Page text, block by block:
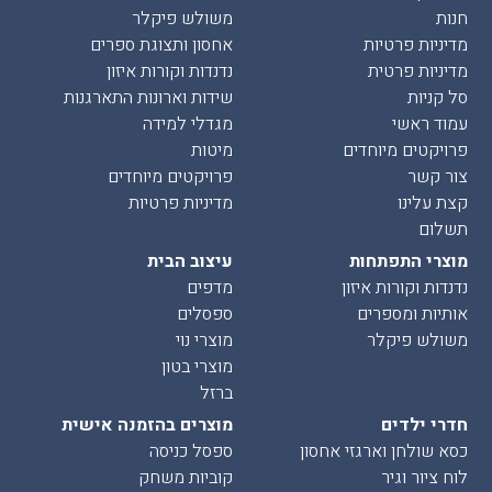
חנות
מדיניות פרטיות
מדיניות פרטית
סל קניות
עמוד ראשי
פרויקטים מיוחדים
צור קשר
קצת עלינו
תשלום
משולש פיקלר
אחסון ותצוגת ספרים
נדנדות וקורות איזון
שידות וארונות התארגנות
מגדלי למידה
מיטות
פרויקטים מיוחדים
מדיניות פרטיות
מוצרי התפתחות
נדנדות וקורות איזון
אותיות ומספרים
משולש פיקלר
עיצוב הבית
מדפים
ספסלים
מוצרי נוי
מוצרי בטון
ברזל
חדרי ילדים
כסא שולחן וארגזי אחסון
לוח ציור וגיר
מוצרים בהזמנה אישית
ספסל כניסה
קוביות משחק